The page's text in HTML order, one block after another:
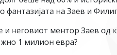
фантазијата на Заев и
неговиот ментор Заев од
1 милион евра?